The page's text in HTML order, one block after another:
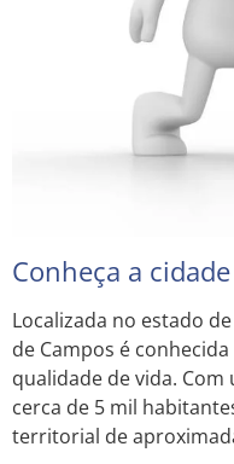
Conheça a
Localizada no estado
de Campos é
qualidade de vida.
cerca de 5 mil
territorial de